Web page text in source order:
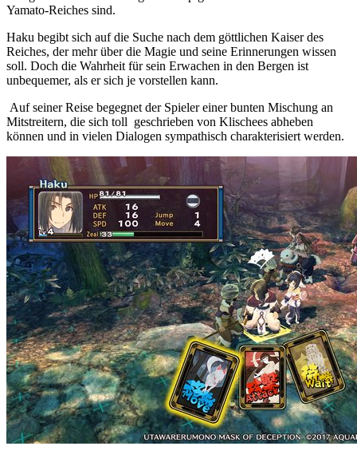
Yamato-Reiches sind.
Haku begibt sich auf die Suche nach dem göttlichen Kaiser des
Reiches, der mehr über die Magie und seine Erinnerungen wissen
soll. Doch die Wahrheit für sein Erwachen in den Bergen ist
unbequemer, als er sich je vorstellen kann.
Auf seiner Reise begegnet der Spieler einer bunten Mischung an
Mitstreitern, die sich toll geschrieben von Klischees abheben
können und in vielen Dialogen sympathisch charakterisiert werden.